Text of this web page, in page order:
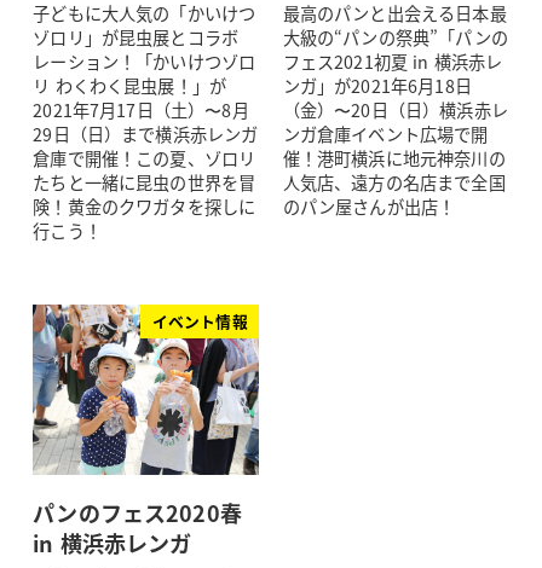
子どもに大人気の「かいけつ
ゾロリ」が昆虫展とコラボ
レーション！「かいけつゾロ
リ わくわく昆虫展！」が
2021年7月17日（土）〜8月
29日（日）まで横浜赤レンガ
倉庫で開催！この夏、ゾロリ
たちと一緒に昆虫の世界を冒
険！黄金のクワガタを探しに
行こう！
最高のパンと出会える日本最
大級の“パンの祭典”「パンの
フェス2021初夏 in 横浜赤レ
ンガ」が2021年6月18日
（金）〜20日（日）横浜赤レ
ンガ倉庫イベント広場で開
催！港町横浜に地元神奈川の
人気店、遠方の名店まで全国
のパン屋さんが出店！
イベント情報
パンのフェス2020春
in 横浜赤レンガ